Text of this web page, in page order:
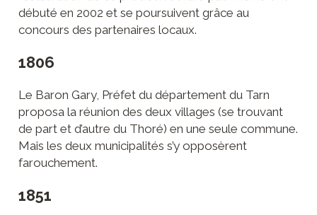
débuté en 2002 et se poursuivent grâce au
concours des partenaires locaux.
1806
Le Baron Gary, Préfet du département du Tarn
proposa la réunion des deux villages (se trouvant
de part et d’autre du Thoré) en une seule commune.
Mais les deux municipalités s’y opposèrent
farouchement.
1851